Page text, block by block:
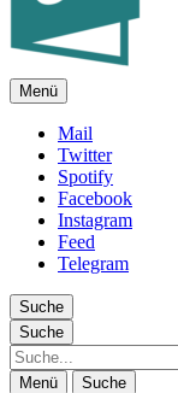
FEUILLETON IM
Menü
Mail
Twitter
Spotify
Facebook
Instagram
Feed
Telegram
Suche
Suche
Suche
Menü Suche